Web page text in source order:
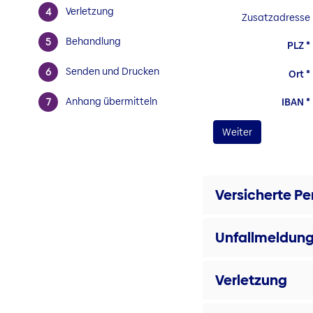
Verletzung
Behandlung
Senden und Drucken
Anhang übermitteln
Zusatzadresse
PLZ
Ort
IBAN
Versicherte
Unfallmeldung
Verletzung